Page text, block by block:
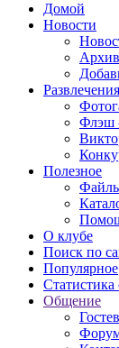
Домой
Новости
Развлечения
Флэш
Полезное
О клубе
Поиск по
Популярное
Статистика
Общение